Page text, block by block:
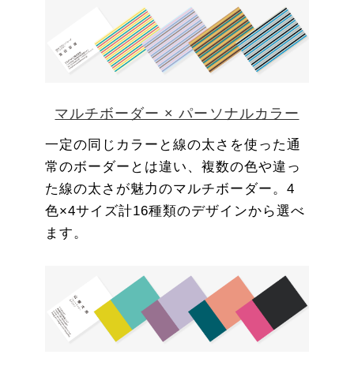
マルチボーダー × パーソナルカラー
一定の同じカラーと線の太さを使った通
常のボーダーとは違い、複数の色や違っ
た線の太さが魅力のマルチボーダー。4
色×4サイズ計16種類のデザインから選べ
ます。